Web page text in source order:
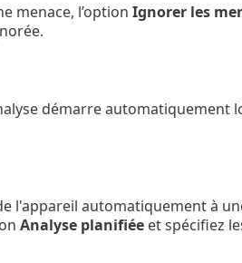
menace, l’option Ignorer les
démarre automatiquement
l'appareil automatiquement à
Analyse planifiéeet spécifiez